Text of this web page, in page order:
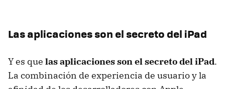
Las aplicaciones son el secreto del iPad
Y es que las aplicaciones son el secreto del iPad.
La combinación de experiencia de usuario y la